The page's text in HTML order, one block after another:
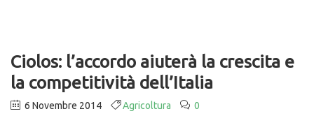
Ciolos: l’accordo aiuterà la crescita e
la competitività dell’Italia
6 Novembre 2014 Agricoltura 0